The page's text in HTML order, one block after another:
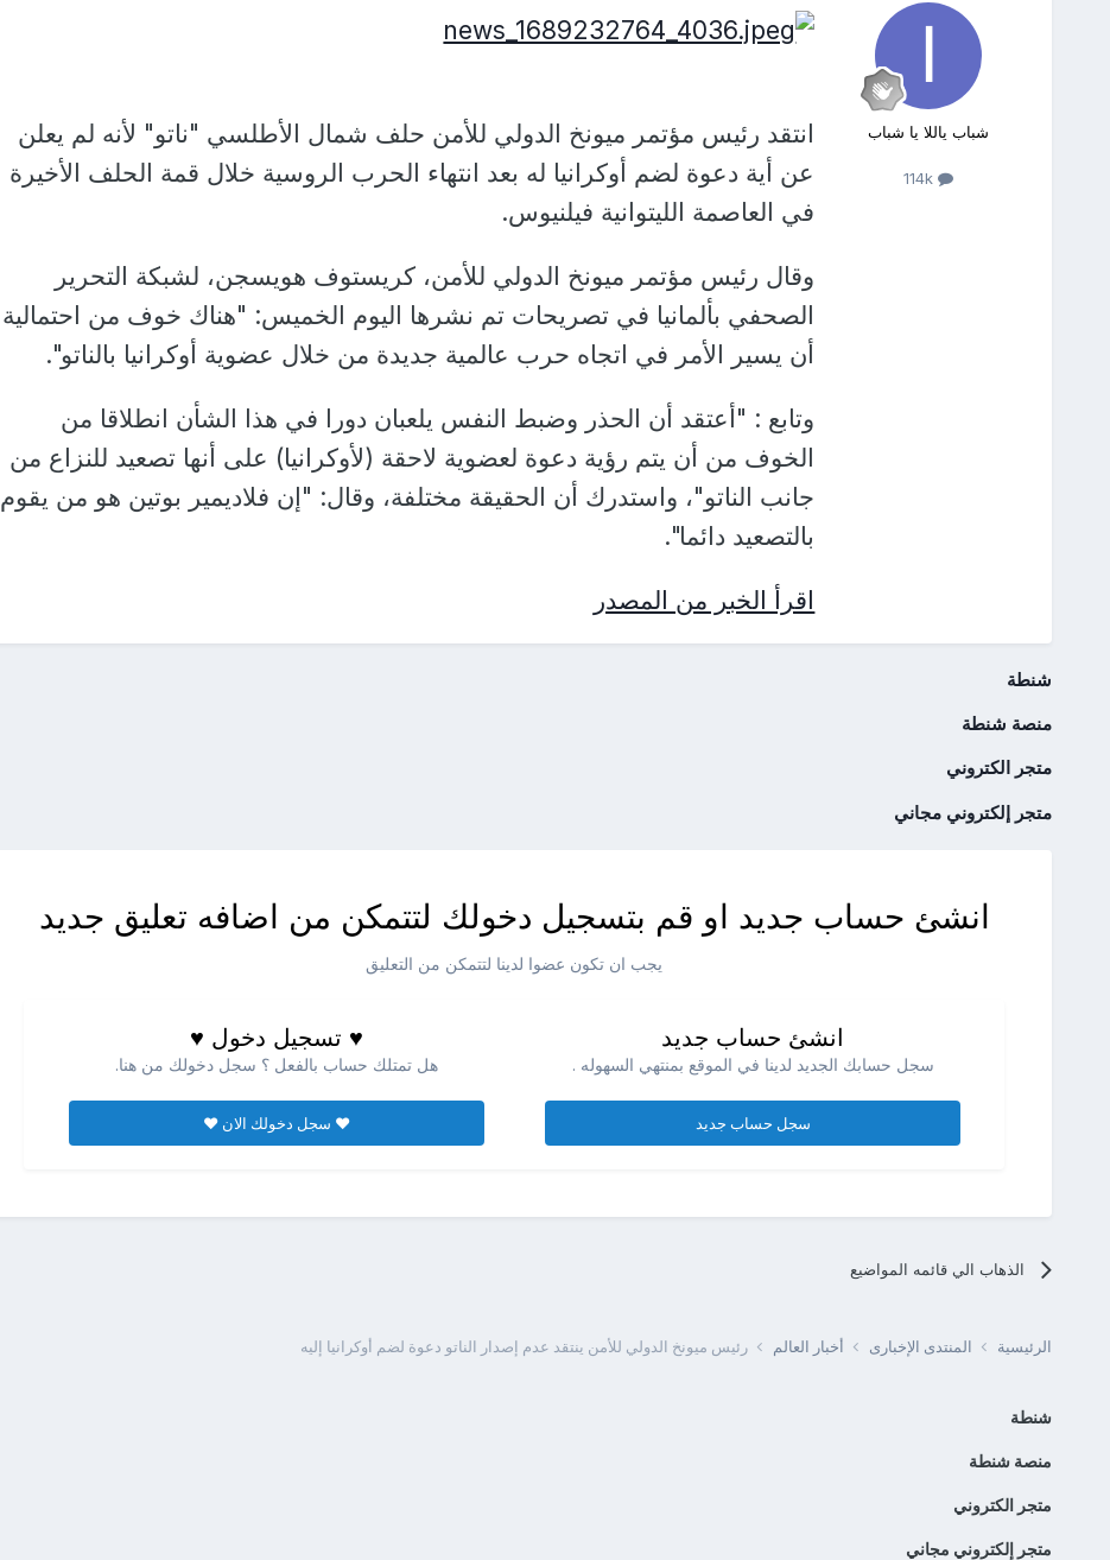
شباب ياللا يا شباب
114k
انتقد رئيس مؤتمر ميونخ الدولي للأمن حلف شمال الأطلسي "ناتو" لأنه لم يعلن
عن أية دعوة لضم أوكرانيا له بعد انتهاء الحرب الروسية خلال قمة الحلف الأخيرة
في العاصمة الليتوانية فيلنيوس.
وقال رئيس مؤتمر ميونخ الدولي للأمن، كريستوف هويسجن، لشبكة التحرير
الصحفي بألمانيا في تصريحات تم نشرها اليوم الخميس: "هناك خوف من احتمالية
أن يسير الأمر في اتجاه حرب عالمية جديدة من خلال عضوية أوكرانيا بالناتو".
وتابع : "أعتقد أن الحذر وضبط النفس يلعبان دورا في هذا الشأن انطلاقا من
الخوف من أن يتم رؤية دعوة لعضوية لاحقة (لأوكرانيا) على أنها تصعيد للنزاع من
جانب الناتو"، واستدرك أن الحقيقة مختلفة، وقال: "إن فلاديمير بوتين هو من يقوم
بالتصعيد دائما".
اقرأ الخبر من المصدر
شنطة
منصة شنطة
متجر الكتروني
متجر إلكتروني مجاني
انشئ حساب جديد او قم بتسجيل دخولك لتتمكن من اضافه تعليق جديد
يجب ان تكون عضوا لدينا لتتمكن من التعليق
انشئ حساب جديد
سجل حسابك الجديد لدينا في الموقع بمنتهي السهوله .
سجل حساب جديد
♥ تسجيل دخول ♥
هل تمتلك حساب بالفعل ؟ سجل دخولك من هنا.
♥ سجل دخولك الان ♥
الذهاب الي قائمه المواضيع
الرئيسية المنتدى الإخبارى أخبار العالم رئيس ميونخ الدولي للأمن ينتقد عدم إصدار الناتو دعوة لضم أوكرانيا إليه
شنطة
منصة شنطة
متجر الكتروني
متجر إلكتروني مجاني